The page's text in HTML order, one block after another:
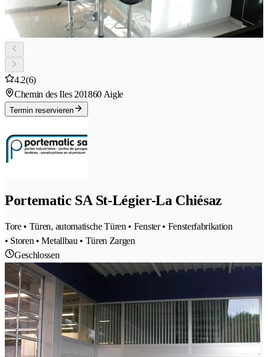
4.2(6)
Chemin des Iles 201860 Aigle
Termin reservieren
Portematic SA St-Légier-La Chiésaz
Tore • Türen, automatische Türen • Fenster • Fensterfabrikation
• Storen • Metallbau • Türen Zargen
Geschlossen